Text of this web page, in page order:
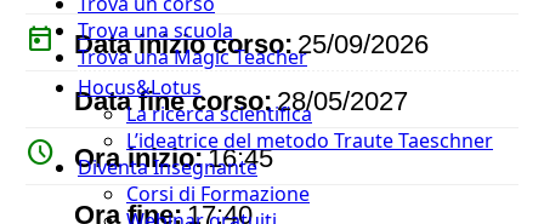
Trova una scuola
Trova una Magic Teacher
Hocus&Lotus
La ricerca scientifica
L’ideatrice del metodo Traute Taeschner
Diventa Insegnante
Corsi di Formazione
today Data inizio corso: 25/09/2026
event Data fine corso:28/05/2027
watch_later Ora inizio:16:45
Ora fine:17:40